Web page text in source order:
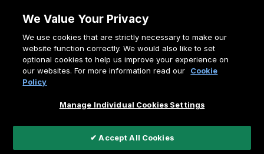
Inhalt
springenPfadnavigation
Home Zugänglichkeit
Zugänglichkeit
Menschen mit Behinderungen und die Normen
We Value Your Privacy
We use cookies that are strictly necessary to make our
website function correctly. We would also like to set
optional cookies to help us improve your experience on
our websites. For more information read our
Cookie
Policy
Manage Individual Cookies Settings
✔ Accept All Cookies